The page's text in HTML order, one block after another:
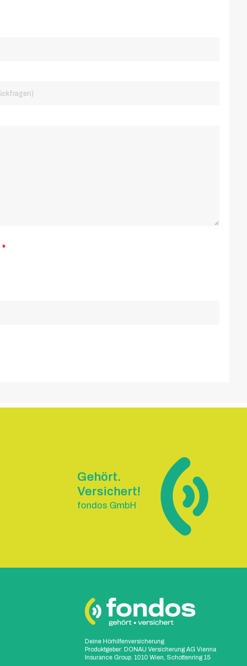
*
Gehört.
Versichert!
fondos GmbH
Deine Hörhilfenversicherung
Produktgeber: DONAU Versicherung AG Vienna
Insurance Group. 1010 Wien, Schottenring 15